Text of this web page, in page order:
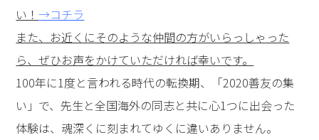
い！→コチラ
また、お近くにそのような仲間の方がいらっしゃった
ら、ぜひお声をかけていただければ幸いです。
100年に1度と言われる時代の転換期、「2020善友の集
い」で、先生と全国海外の同志と共に心1つに出会った
体験は、魂深くに刻まれてゆくに違いありません。